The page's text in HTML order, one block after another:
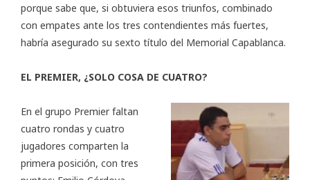
porque sabe que, si obtuviera esos triunfos, combinado
con empates ante los tres contendientes más fuertes,
habría asegurado su sexto título del Memorial Capablanca.
EL PREMIER, ¿SOLO COSA DE CUATRO?
En el grupo Premier faltan
cuatro rondas y cuatro
jugadores comparten la
primera posición, con tres